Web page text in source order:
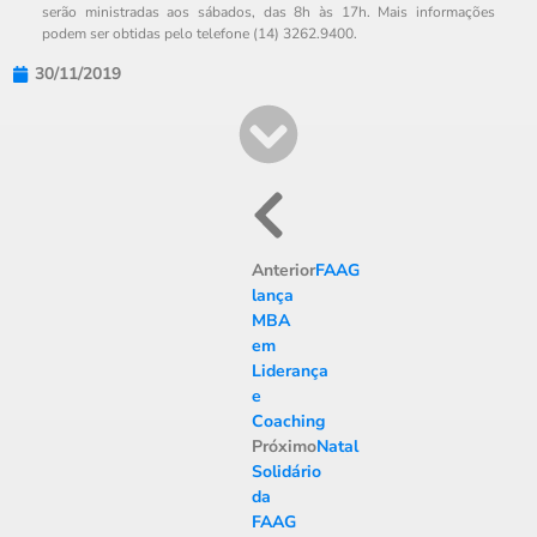
serão ministradas aos sábados, das 8h às 17h. Mais informações
podem ser obtidas pelo telefone (14) 3262.9400.
30/11/2019
AnteriorFAAG
lança
MBA
em
Liderança
e
Coaching
PróximoNatal
Solidário
da
FAAG